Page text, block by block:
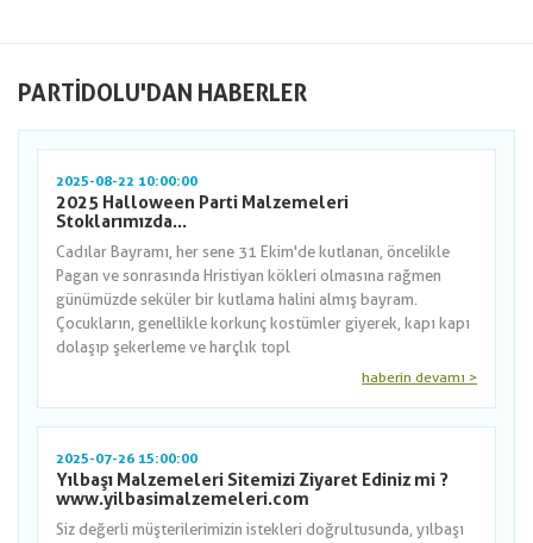
PARTIDOLU'DAN HABERLER
2025-08-22 10:00:00
2025 Halloween Parti Malzemeleri
Stoklarımızda...
Cadılar Bayramı, her sene 31 Ekim'de kutlanan, öncelikle
Pagan ve sonrasında Hristiyan kökleri olmasına rağmen
günümüzde seküler bir kutlama halini almış bayram.
Çocukların, genellikle korkunç kostümler giyerek, kapı kapı
dolaşıp şekerleme ve harçlık topl
haberin devamı >
2025-07-26 15:00:00
Yılbaşı Malzemeleri Sitemizi Ziyaret Ediniz mi ?
www.yilbasimalzemeleri.com
Siz değerli müşterilerimizin istekleri doğrultusunda, yılbaşı